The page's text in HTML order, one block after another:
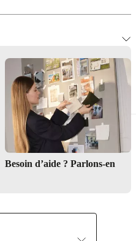
Besoin d’aide ? Parlons-en